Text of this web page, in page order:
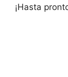
¡Hasta​